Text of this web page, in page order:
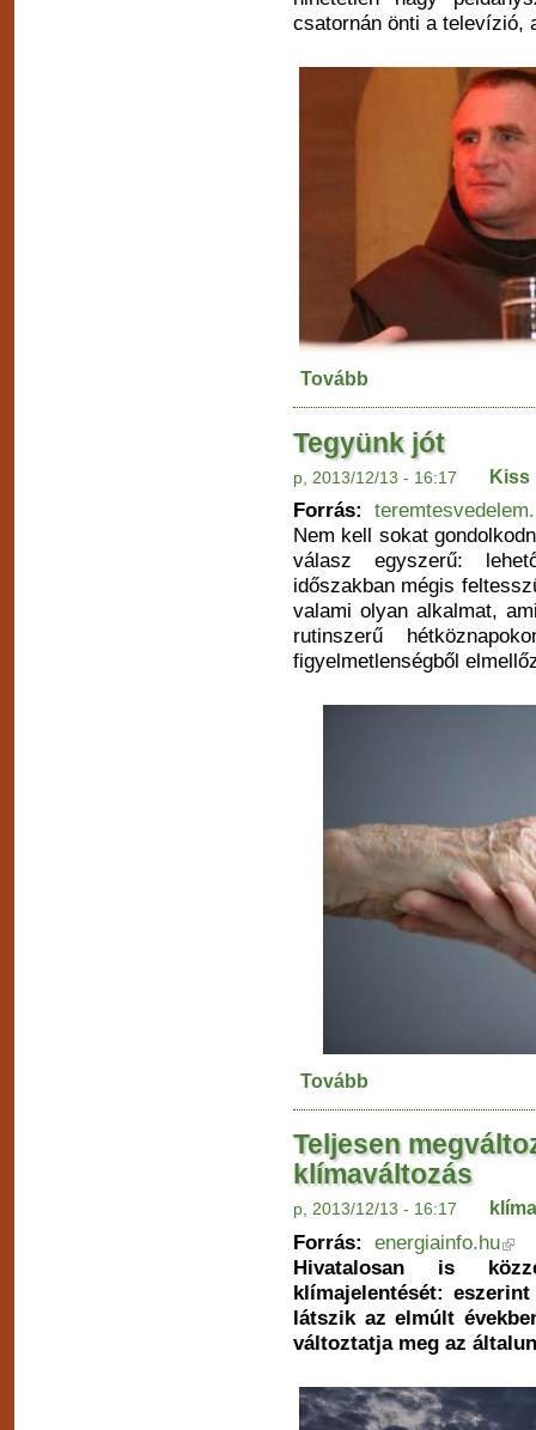
csatornán önti a televízió,
Tovább
Tegyünk jót
p, 2013/12/13 - 16:17 Kiss
Forrás:
Nem kell sokat
válasz egyszerű:
időszakban mégis
valami olyan alkalmat,
rutinszerű
figyelmetlenségből
Tovább
Teljesen
klímaváltozás
p, 2013/12/13 - 16:17
Forrás:
energiainfo.hu
Hivatalosan is
klímajelentését:
látszik az elmúlt
változtatja meg az